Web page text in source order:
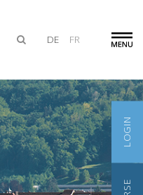
DE FR
LOGIN